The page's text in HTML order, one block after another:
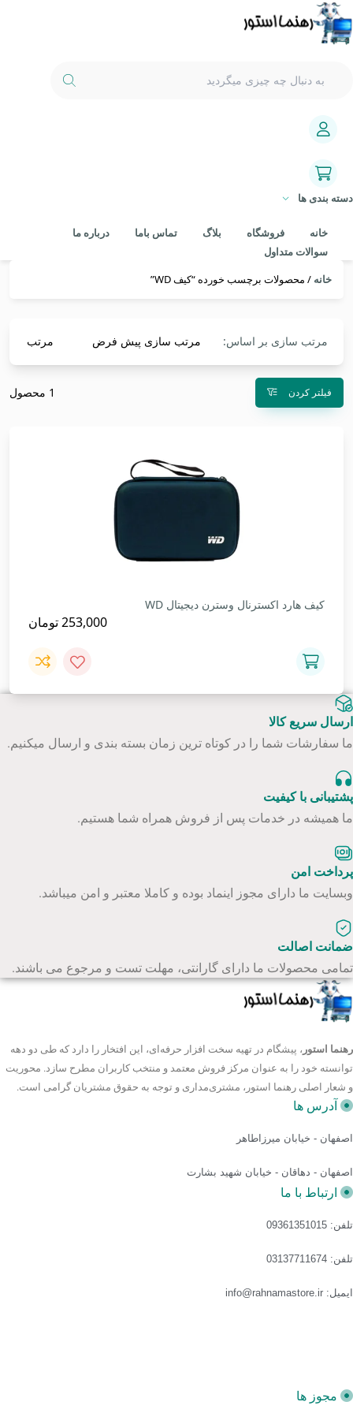
دسته بندی ها
خانه فروشگاه بلاگ تماس باما
درباره ما
سوالات متداول
خانه / محصولات برچسب خورده “کیف WD”
مرتب سازی بر اساس: مرتب سازی پیش فرض مرتب
فیلتر کردن 1 محصول
کیف هارد اکسترنال وسترن دیجیتال WD
253,000تومان
ارسال سریع کالا
ما سفارشات شما را در کوتاه ترین زمان بسته بندی و ارسال میکنیم.
پشتیبانی با کیفیت
ما همیشه در خدمات پس از فروش همراه شما هستیم.
پرداخت امن
وبسایت ما دارای مجوز اینماد بوده و کاملا معتبر و امن میباشد.
ضمانت اصالت
تمامی محصولات ما دارای گارانتی، مهلت تست و مرجوع می باشند.
رهنما استور ، پیشگام در تهیه سخت افزار حرفه‌ای، این افتخار را دارد که طی دو دهه
توانسته خود را به عنوان مرکز فروش معتمد و منتخب کاربران مطرح سازد. محوریت
و شعار اصلی رهنما استور، مشتری‌مداری و توجه به حقوق مشتریان گرامی است.
آدرس ها
اصفهان - خیابان میرزاطاهر
اصفهان - دهاقان - خیابان شهید بشارت
ارتباط با ما
تلفن: 09361351015
تلفن: 03137711674
ایمیل: info@rahnamastore.ir
مجوز ها